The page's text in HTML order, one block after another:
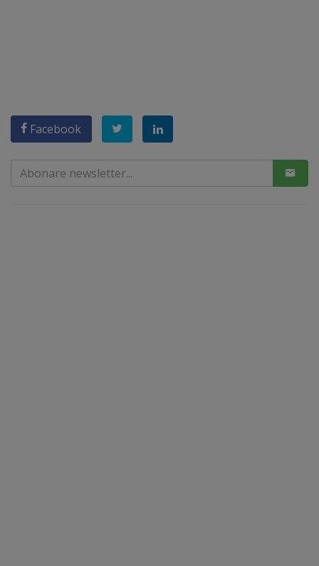
Facebook